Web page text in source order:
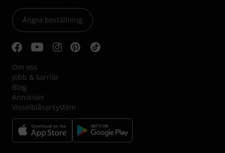
Ångra beställning
Om oss
Jobb & karriär
Blog
Annonser
Visselblåsarsystem